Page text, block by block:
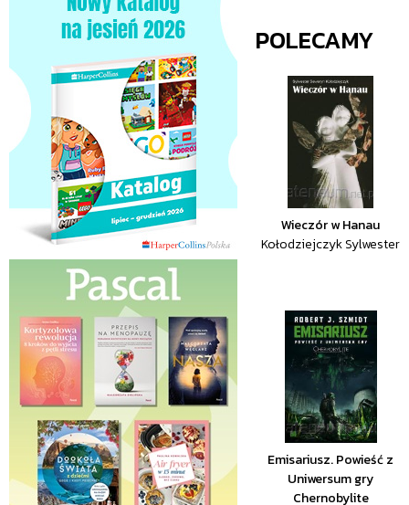
POLECAMY
Wieczór w Hanau
Kołodziejczyk Sylwester
Emisariusz. Powieść z
Uniwersum gry
Chernobylite